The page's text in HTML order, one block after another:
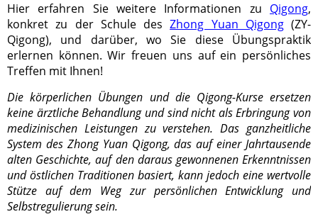
Hier erfahren Sie weitere Informationen zu Qigong,
konkret zu der Schule desZhong Yuan Qigong(ZY-
Qigong), und darüber, wo Sie diese Übungspraktik
erlernen können. Wir freuen uns auf ein persönliches
Treffen mit Ihnen!
Die körperlichen Übungen und die Qigong-Kurse ersetzen
keine ärztliche Behandlung und sind nicht als Erbringung von
medizinischen Leistungen zu verstehen. Das ganzheitliche
System des Zhong Yuan Qigong, das auf einer Jahrtausende
alten Geschichte, auf den daraus gewonnenen Erkenntnissen
und östlichen Traditionen basiert, kann jedoch eine wertvolle
Stütze auf dem Weg zur persönlichen Entwicklung und
Selbstregulierung sein.